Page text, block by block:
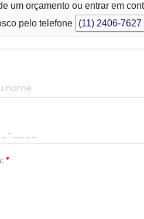
um orçamento ou entrar em
pelo telefone
(11) 2406-7627
*